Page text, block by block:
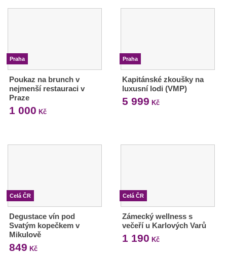
Praha
Poukaz na brunch v
nejmenší restauraci v
Praze
1 000 Kč
Praha
Kapitánské zkoušky na
luxusní lodi (VMP)
5 999 Kč
Celá ČR
Degustace vín pod
Svatým kopečkem v
Mikulově
849 Kč
Celá ČR
Zámecký wellness s
večeří u Karlových Varů
1 190 Kč